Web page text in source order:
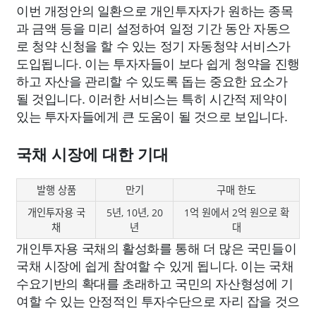
이번 개정안의 일환으로 개인투자자가 원하는 종목
과 금액 등을 미리 설정하여 일정 기간 동안 자동으
로 청약 신청을 할 수 있는 정기 자동청약 서비스가
도입됩니다. 이는 투자자들이 보다 쉽게 청약을 진행
하고 자산을 관리할 수 있도록 돕는 중요한 요소가
될 것입니다. 이러한 서비스는 특히 시간적 제약이
있는 투자자들에게 큰 도움이 될 것으로 보입니다.
국채 시장에 대한 기대
발행 상품 만기
구매 한도
개인투자용 국
채
5년, 10년, 20
년
1억 원에서 2억 원으로 확
대
개인투자용 국채의 활성화를 통해 더 많은 국민들이
국채 시장에 쉽게 참여할 수 있게 됩니다. 이는 국채
수요기반의 확대를 초래하고 국민의 자산형성에 기
여할 수 있는 안정적인 투자수단으로 자리 잡을 것으